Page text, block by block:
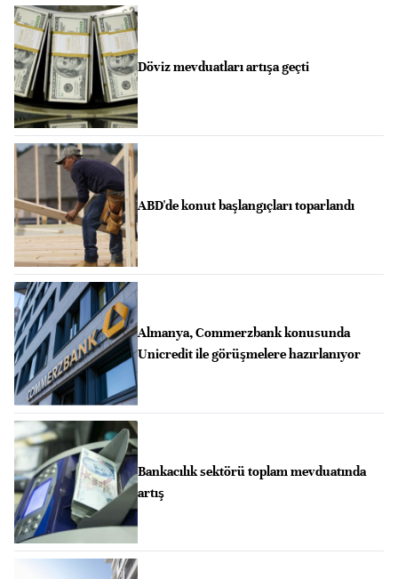
Döviz mevduatları artışa geçti
ABD'de konut başlangıçları toparlandı
Almanya, Commerzbank konusunda
Unicredit ile görüşmelere hazırlanıyor
Bankacılık sektörü toplam mevduatında
artış